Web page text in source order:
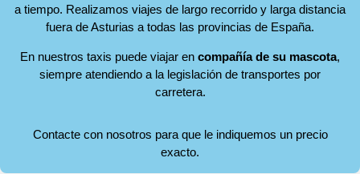
a tiempo. Realizamos viajes de largo recorrido y larga distancia
fuera de Asturias a todas las provincias de España.
En nuestros taxis puede viajar en compañía de su mascota,
siempre atendiendo a la legislación de transportes por
carretera.
Contacte con nosotros para que le indiquemos un precio
exacto.